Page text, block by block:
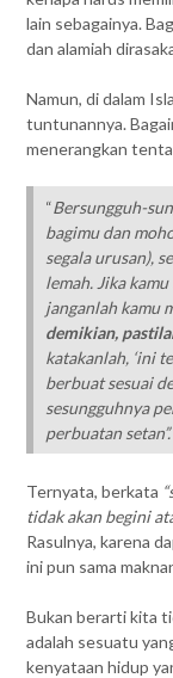
lain sebagainya.
dan alamiah
Namun, di dalam
tuntunannya.
menerangkan
“Bersungguh-
bagimu dan
segala urusan),
lemah. Jika
janganlah kamu
demikian,
katakanlah, ‘ini
berbuat sesuai
sesungguhnya
perbuatan setan”.
Ternyata, berkata
tidak akan begini
Rasulnya, karena
ini pun sama
Bukan berarti kita
adalah sesuatu
kenyataan hidup